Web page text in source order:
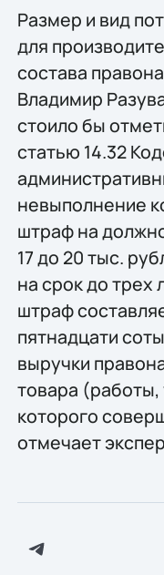
Размер и вид
для
состава
Владимир
стоило бы
статью 14.32
невыполнение
штраф на
17 до 20 тыс.
на срок до трех
штраф
пятнадцати
выручки
товара (работы,
которого
отмечает